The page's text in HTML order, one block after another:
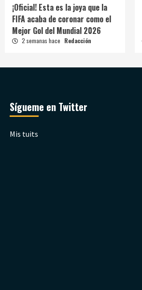
¡Oficial! Esta es la joya que la
FIFA acaba de coronar como el
Mejor Gol del Mundial 2026
2 semanas hace Redacción
Sígueme en Twitter
Mis tuits